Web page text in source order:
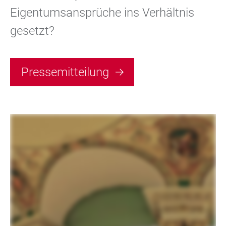
Eigentumsansprüche ins Verhältnis
gesetzt?
Pressemitteilung